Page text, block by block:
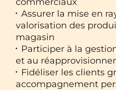
Assurer la mise en
valorisation des
magasin
Participer à la
et au
Fidéliser les clients
accompagnement